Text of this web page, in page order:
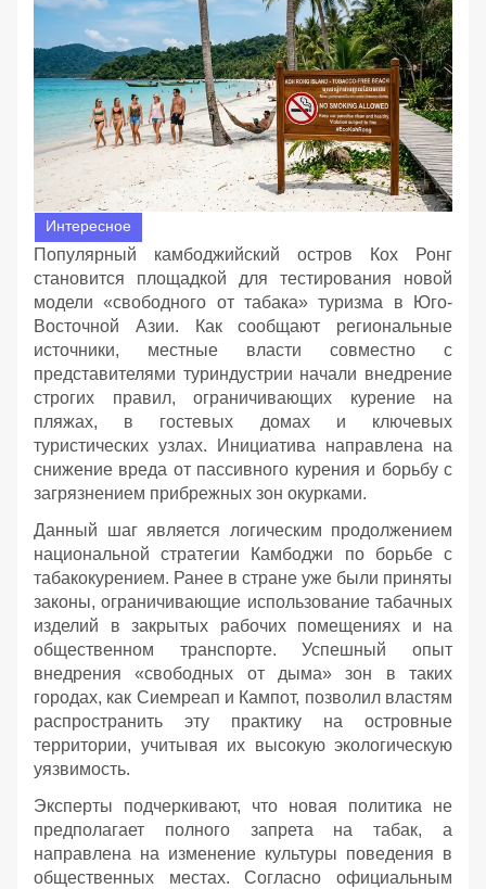
Интересное
Популярный камбоджийский остров Кох Ронг
становится площадкой для тестирования новой
модели «свободного от табака» туризма в Юго-
Восточной Азии. Как сообщают региональные
источники, местные власти совместно с
представителями туриндустрии начали внедрение
строгих правил, ограничивающих курение на
пляжах, в гостевых домах и ключевых
туристических узлах. Инициатива направлена на
снижение вреда от пассивного курения и борьбу с
загрязнением прибрежных зон окурками.
Данный шаг является логическим продолжением
национальной стратегии Камбоджи по борьбе с
табакокурением. Ранее в стране уже были приняты
законы, ограничивающие использование табачных
изделий в закрытых рабочих помещениях и на
общественном транспорте. Успешный опыт
внедрения «свободных от дыма» зон в таких
городах, как Сиемреап и Кампот, позволил властям
распространить эту практику на островные
территории, учитывая их высокую экологическую
уязвимость.
Эксперты подчеркивают, что новая политика не
предполагает полного запрета на табак, а
направлена на изменение культуры поведения в
общественных местах. Согласно официальным